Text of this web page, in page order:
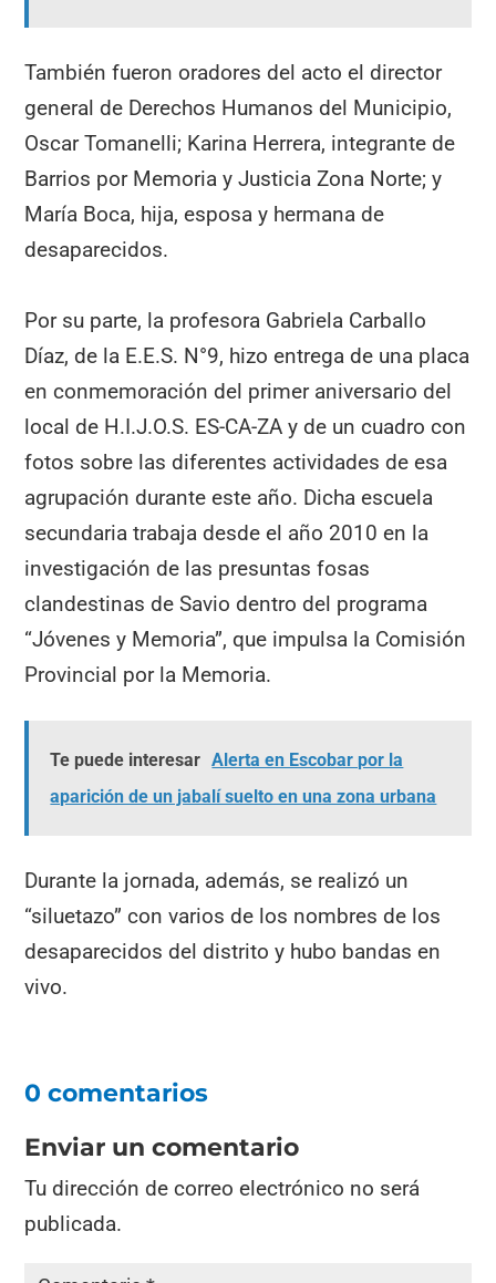
También fueron oradores del acto el director
general de Derechos Humanos del Municipio,
Oscar Tomanelli; Karina Herrera, integrante de
Barrios por Memoria y Justicia Zona Norte; y
María Boca, hija, esposa y hermana de
desaparecidos.
Por su parte, la profesora Gabriela Carballo
Díaz, de la E.E.S. N°9, hizo entrega de una placa
en conmemoración del primer aniversario del
local de H.I.J.O.S. ES-CA-ZA y de un cuadro con
fotos sobre las diferentes actividades de esa
agrupación durante este año. Dicha escuela
secundaria trabaja desde el año 2010 en la
investigación de las presuntas fosas
clandestinas de Savio dentro del programa
“Jóvenes y Memoria”, que impulsa la Comisión
Provincial por la Memoria.
Te puede interesar Alerta en Escobar por la
aparición de un jabalí suelto en una zona urbana
Durante la jornada, además, se realizó un
“siluetazo” con varios de los nombres de los
desaparecidos del distrito y hubo bandas en
vivo.
0 comentarios
Enviar un comentario
Tu dirección de correo electrónico no será
publicada.